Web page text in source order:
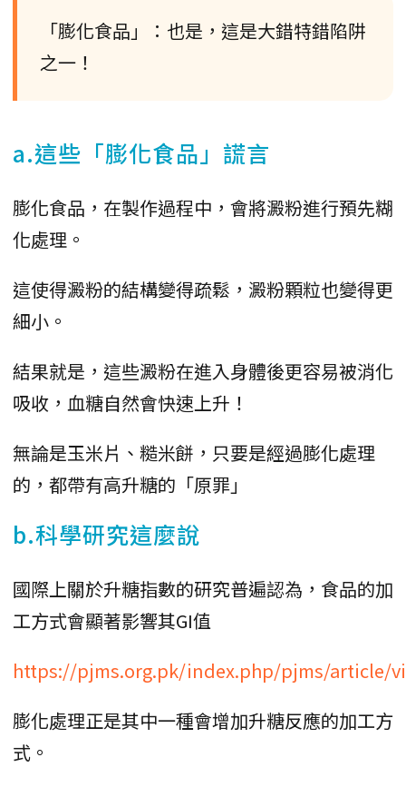
「膨化食品」：也是，這是大錯特錯陷阱
之一！
a.這些「膨化食品」謊言
膨化食品，在製作過程中，會將澱粉進行預先糊
化處理。
這使得澱粉的結構變得疏鬆，澱粉顆粒也變得更
細小。
結果就是，這些澱粉在進入身體後更容易被消化
吸收，血糖自然會快速上升！
無論是玉米片、糙米餅，只要是經過膨化處理
的，都帶有高升糖的「原罪」
b.科學研究這麼說
國際上關於升糖指數的研究普遍認為，食品的加
工方式會顯著影響其GI值
https://pjms.org.pk/index.php/pjms/article/
膨化處理正是其中一種會增加升糖反應的加工方
式。